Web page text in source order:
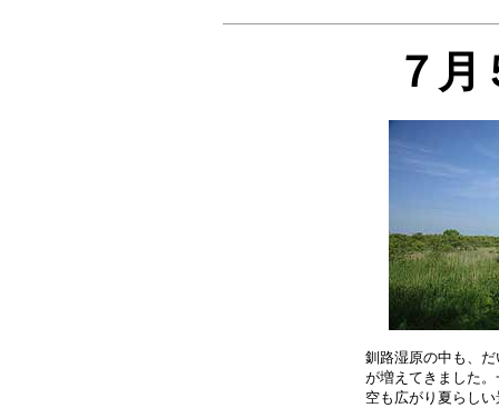
７
釧路湿原の中も、
が増えてきました
空も広がり夏らし